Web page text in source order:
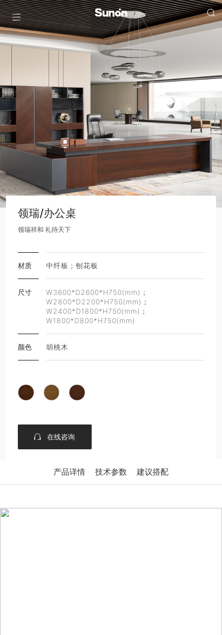
领瑞/办公桌
领瑞祥和 礼待天下
材质 中纤板；刨花板
尺寸
W3600*D2600*H750(mm)；
W2800*D2200*H750(mm)；
W2400*D1800*H750(mm)；
W1800*D800*H750(mm)
颜色 胡桃木
在线咨询
产品详情 技术参数 建议搭配